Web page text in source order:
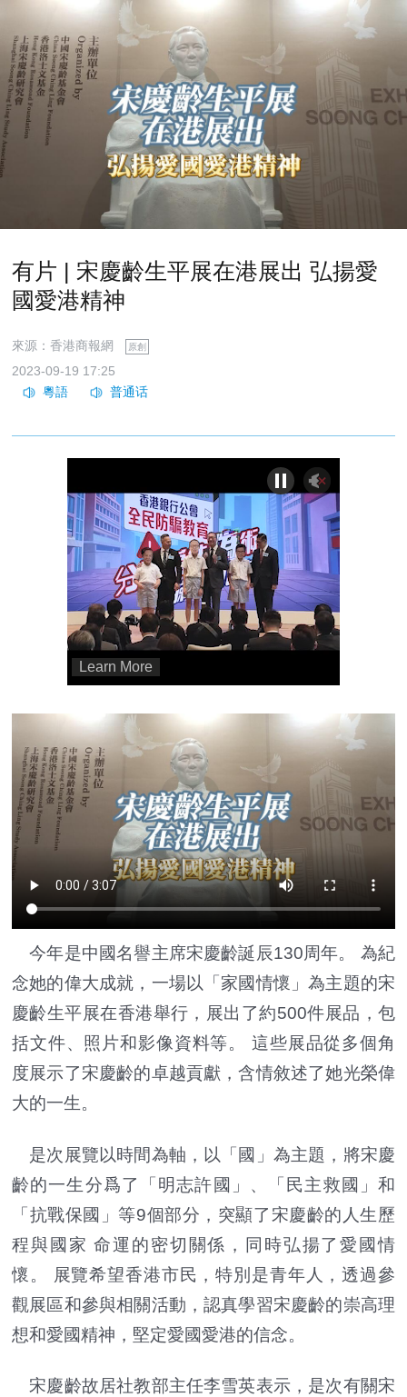
有片 | 宋慶齡生平展在港展出 弘揚愛
國愛港精神
來源：香港商報網 原創
2023-09-19 17:25
今年是中國名譽主席宋慶齡誕辰130周年。 為紀
念她的偉大成就，一場以「家國情懷」為主題的宋
慶齡生平展在香港舉行，展出了約500件展品，包
括文件、照片和影像資料等。 這些展品從多個角
度展示了宋慶齡的卓越貢獻，含情敘述了她光榮偉
大的一生。
是次展覽以時間為軸，以「國」為主題，將宋慶
齡的一生分爲了「明志許國」、「民主救國」和
「抗戰保國」等9個部分，突顯了宋慶齡的人生歷
程與國家 命運的密切關係，同時弘揚了愛國情
懷。 展覽希望香港市民，特別是青年人，透過參
觀展區和參與相關活動，認真學習宋慶齡的崇高理
想和愛國精神，堅定愛國愛港的信念。
宋慶齡故居社教部主任李雪英表示，是次有關宋